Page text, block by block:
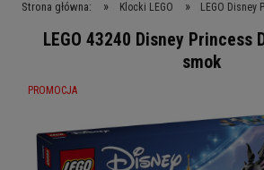
Strona główna: » Klocki LEGO » LEGO Disney
LEGO 43240 Disney Princess
smok
PROMOCJA